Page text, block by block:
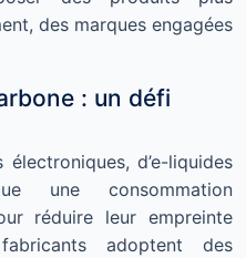
des marques engagées
: un défi
d’e-liquides
une consommation
réduire leur empreinte
adoptent des